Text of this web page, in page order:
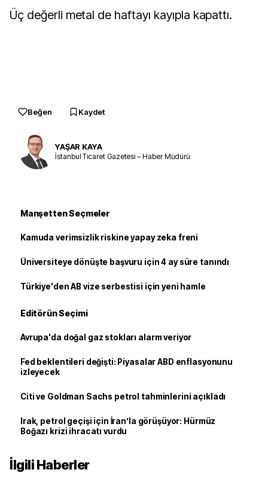
Üç değerli metal de haftayı kayıpla kapattı.
Beğen Kaydet
YAŞAR KAYA
İstanbul Ticaret Gazetesi – Haber Müdürü
Manşetten Seçmeler
Kamuda verimsizlik riskine yapay zeka freni
Üniversiteye dönüşte başvuru için 4 ay süre tanındı
Türkiye'den AB vize serbestisi için yeni hamle
Editörün Seçimi
Avrupa'da doğal gaz stokları alarm veriyor
Fed beklentileri değişti: Piyasalar ABD enflasyonunu
izleyecek
Citi ve Goldman Sachs petrol tahminlerini açıkladı
Irak, petrol geçişi için İran’la görüşüyor: Hürmüz
Boğazı krizi ihracatı vurdu
İlgili Haberler